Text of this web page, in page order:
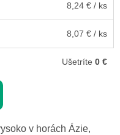
8,24 € / ks
8,07 € / ks
Ušetríte 0 €
v horách Ázie,